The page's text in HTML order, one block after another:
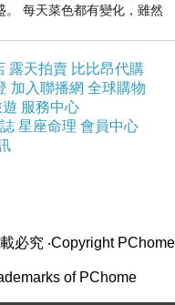
。 每天菜色都有變化，雖然
包加熱，但
露天拍賣 比比昂代購
加入聯播網 全球購物
服務中心
星座命理 會員中心
必究 ‧Copyright PChome
of PChome